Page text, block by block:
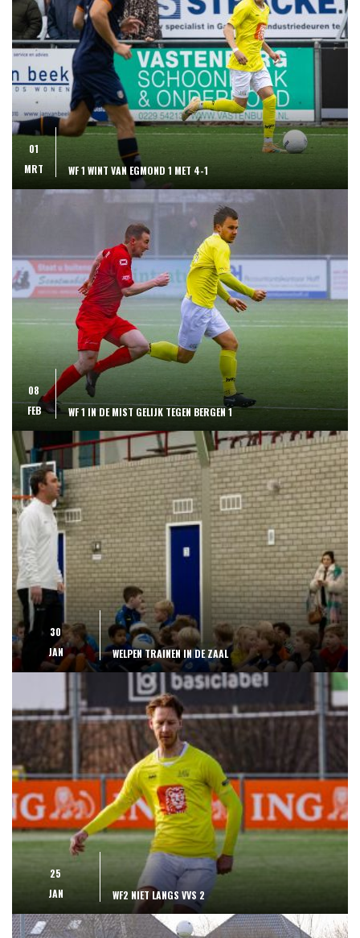
01
MRT
WF 1 WINT VAN EGMOND 1 MET 4-1
08
FEB
WF 1 IN DE MIST GELIJK TEGEN BERGEN 1
30
JAN
WELPEN TRAINEN IN DE ZAAL
25
JAN
WF2 NIET LANGS VVS 2